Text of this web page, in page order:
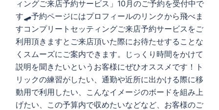
ナ
ビ
ゲ
ー
シ
ョ
ン
ィングご来店予約サービス」10月のご予約を受付中で
す🛹予約ページにはプロフィールのリンクから飛べま
すコンプリートセッティングご来店予約サービスをご
利用頂きますとご来店頂いた際にお待たせすることな
くスムーズにご案内できます。じっくり時間をかけて
説明を聞きたいというお客様にぜひオススメです！ト
リックの練習がしたい、通勤や近所に出かける際に移
動用で利用したい、こんなイメージのボードを組み上
げたい、この予算内で収めたいなどなど、お客様のご